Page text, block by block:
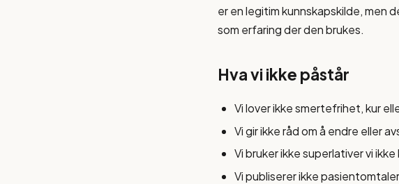
er en legitim kunnskapskilde, men
som erfaring der den brukes.
Hva vi ikke påstår
Vi lover ikke smertefrihet, kur
Vi gir ikke råd om å endre eller
Vi bruker ikke superlativer vi
Vi publiserer ikke